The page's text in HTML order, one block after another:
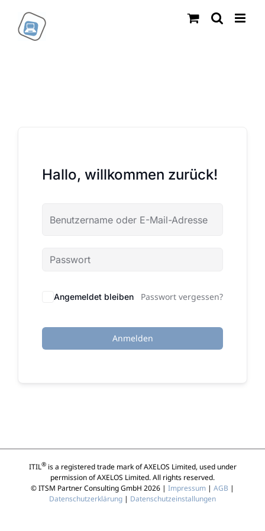
Inhalt
springen
Hallo, willkommen zurück!
Angemeldet bleiben Passwort vergessen?
Anmelden
ITIL®is a registered trade mark of AXELOS Limited, used under
permission of AXELOS Limited. All rights reserved.
© ITSM Partner Consulting GmbH 2026 | Impressum | AGB |
Datenschutzerklärung | Datenschutzeinstallungen